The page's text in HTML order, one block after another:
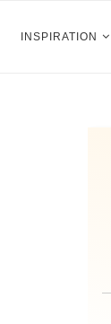
INSPIRATION